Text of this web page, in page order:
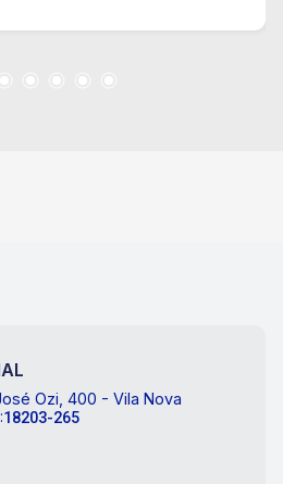
Ozi, 400 - Vila Nova
18203-265